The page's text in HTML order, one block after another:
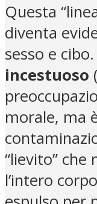
Questa
diventa
sesso e
incestuoso
morale, ma
“lievito”
l’intero